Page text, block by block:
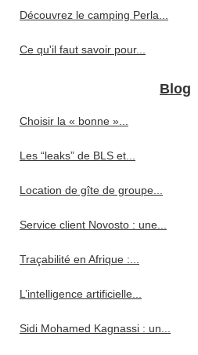
Découvrez le camping Perla...
Ce qu'il faut savoir pour...
Blog
Choisir la « bonne »...
Les “leaks” de BLS et...
Location de gîte de groupe...
Service client Novosto : une...
Traçabilité en Afrique :...
L’intelligence artificielle...
Sidi Mohamed Kagnassi : un...